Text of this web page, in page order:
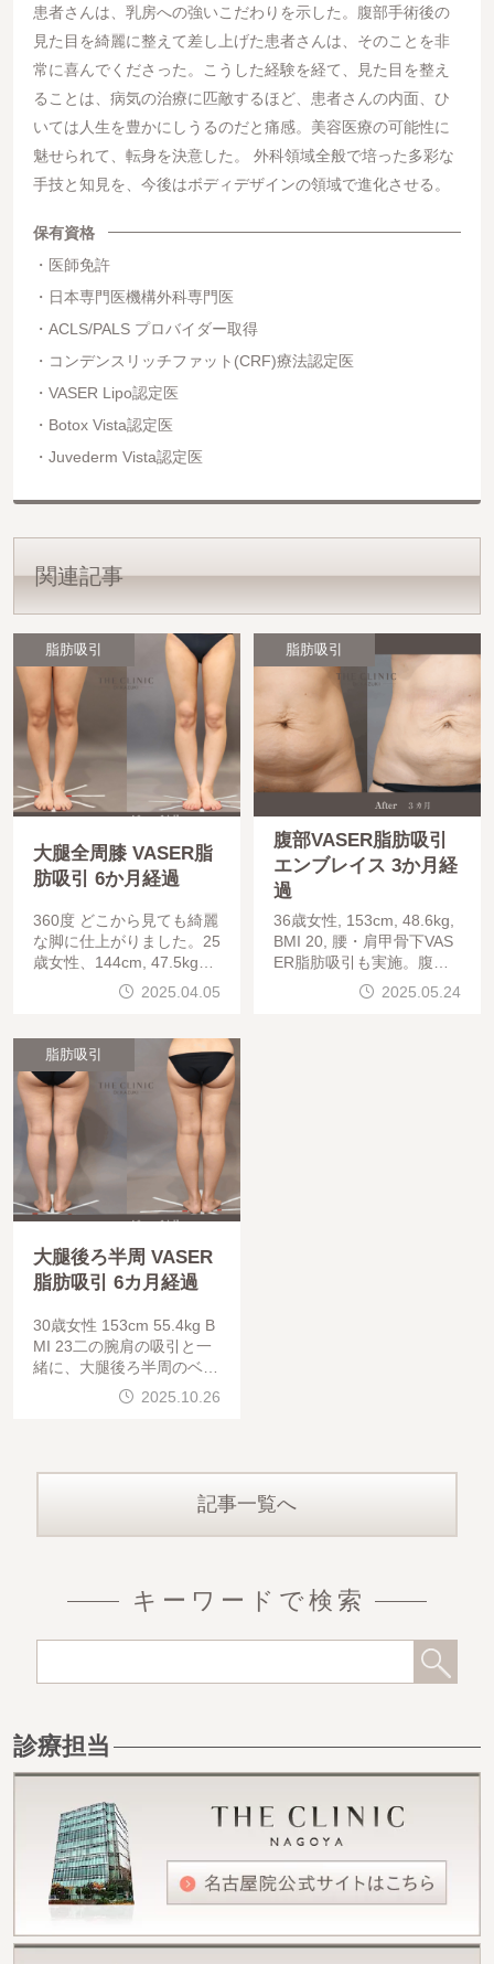
患者さんは、乳房への強いこだわりを示した。腹部手術後の
見た目を綺麗に整えて差し上げた患者さんは、そのことを非
常に喜んでくださった。こうした経験を経て、見た目を整え
ることは、病気の治療に匹敵するほど、患者さんの内面、ひ
いては人生を豊かにしうるのだと痛感。美容医療の可能性に
魅せられて、転身を決意した。 外科領域全般で培った多彩な
手技と知見を、今後はボディデザインの領域で進化させる。
保有資格
医師免許
日本専門医機構外科専門医
ACLS/PALS プロバイダー取得
コンデンスリッチファット(CRF)療法認定医
VASER Lipo認定医
Botox Vista認定医
Juvederm Vista認定医
関連記事
脂肪吸引
大腿全周膝 VASER脂
肪吸引 6か月経過
360度 どこから見ても綺麗
な脚に仕上がりました。25
歳女性、144cm, 47.5kg
大腿全周膝ベイザー脂肪吸
引 6か月経過になります
2025.04.05
脂肪吸引
腹部VASER脂肪吸引
エンブレイス 3か月経
過
36歳女性, 153cm, 48.6kg,
BMI 20, 腰・肩甲骨下VAS
ER脂肪吸引も実施。腹部
ベイザー脂肪吸引の際にエ
ンブレイス4部位の引き締
2025.05.24
脂肪吸引
大腿後ろ半周 VASER
脂肪吸引 6カ月経過
30歳女性 153cm 55.4kg B
MI 23二の腕肩の吸引と一
緒に、大腿後ろ半周のベイ
ザー脂肪吸引を行っていま
す。外張り・内側の隙間が
2025.10.26
記事一覧へ
キーワードで検索
診療担当